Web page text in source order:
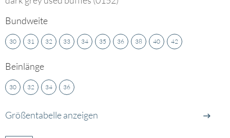
Bundweite
30 31 32 33 34 35 36 38 40 42
Beinlänge
30 32 34 36
Größentabelle anzeigen